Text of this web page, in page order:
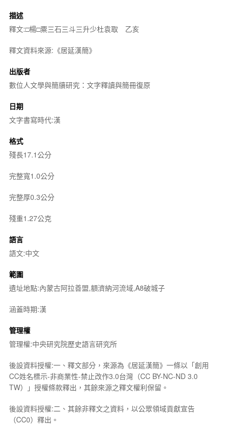
描述
釋文:□楊□粟三石三斗三升少杜袁取 乙亥
釋文資料來源:《居延漢簡》
出版者
數位人文學與簡牘研究：文字釋讀與簡冊復原
日期
文字書寫時代:漢
格式
殘長17.1公分
完整寬1.0公分
完整厚0.3公分
殘重1.27公克
語言
語文:中文
範圍
遺址地點:內蒙古阿拉善盟,額濟納河流域,A8破城子
涵蓋時期:漢
管理權
管理權:中央研究院歷史語言研究所
後設資料授權:一、釋文部分，來源為《居延漢簡》一條以「創用
CC姓名標示-非商業性-禁止改作3.0台灣（CC BY-NC-ND 3.0
TW）」授權條款釋出，其餘來源之釋文權利保留。
後設資料授權:二、其餘非釋文之資料，以公眾領域貢獻宣告
（CC0）釋出。